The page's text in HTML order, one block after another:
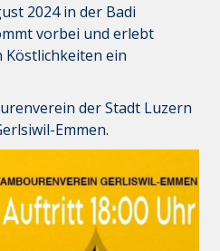
2024 in der Badi
vorbei und erlebt
Köstlichkeiten ein
der Stadt Luzern
Emmen.